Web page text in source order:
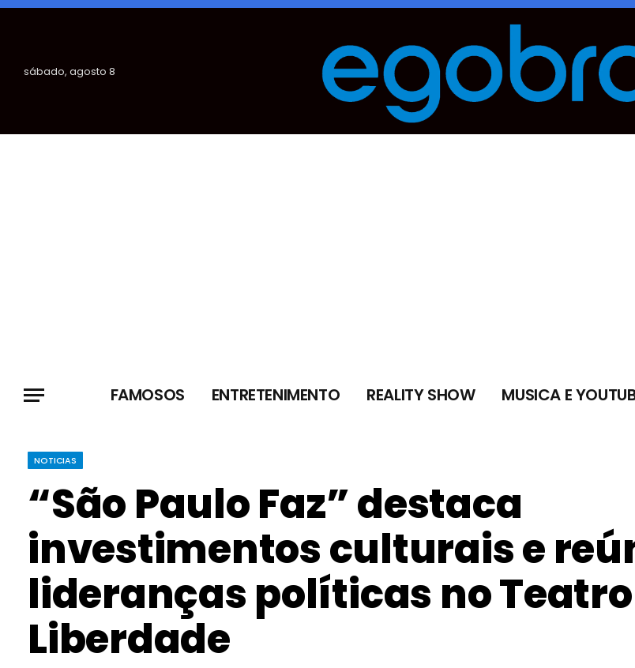
sábado, agosto 8
FAMOSOS ENTRETENIMENTO REALITY SHOW MUSICA E
NOTICIAS
“São Paulo Faz” destaca
investimentos culturais e
lideranças políticas no Teatro
Liberdade